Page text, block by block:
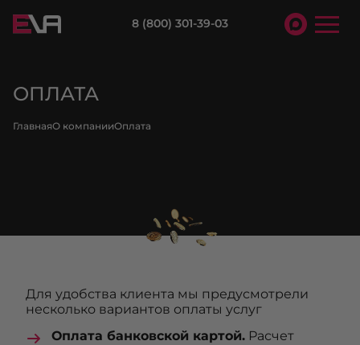
8 (800) 301-39-03
ОПЛАТА
ГлавнаяО компанииОплата
Для удобства клиента мы предусмотрели
несколько вариантов оплаты услуг
Оплата банковской картой. Расчет